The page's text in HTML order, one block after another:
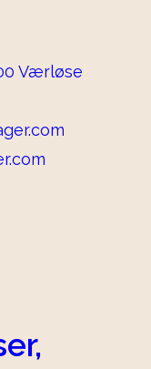
Værløse